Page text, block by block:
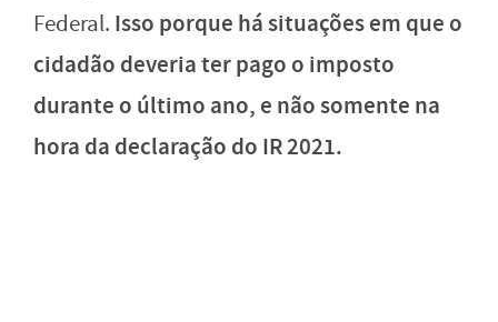
Federal. Isso porque há situações em que o
cidadão deveria ter pago o imposto
durante o último ano, e não somente na
hora da declaração do IR 2021.